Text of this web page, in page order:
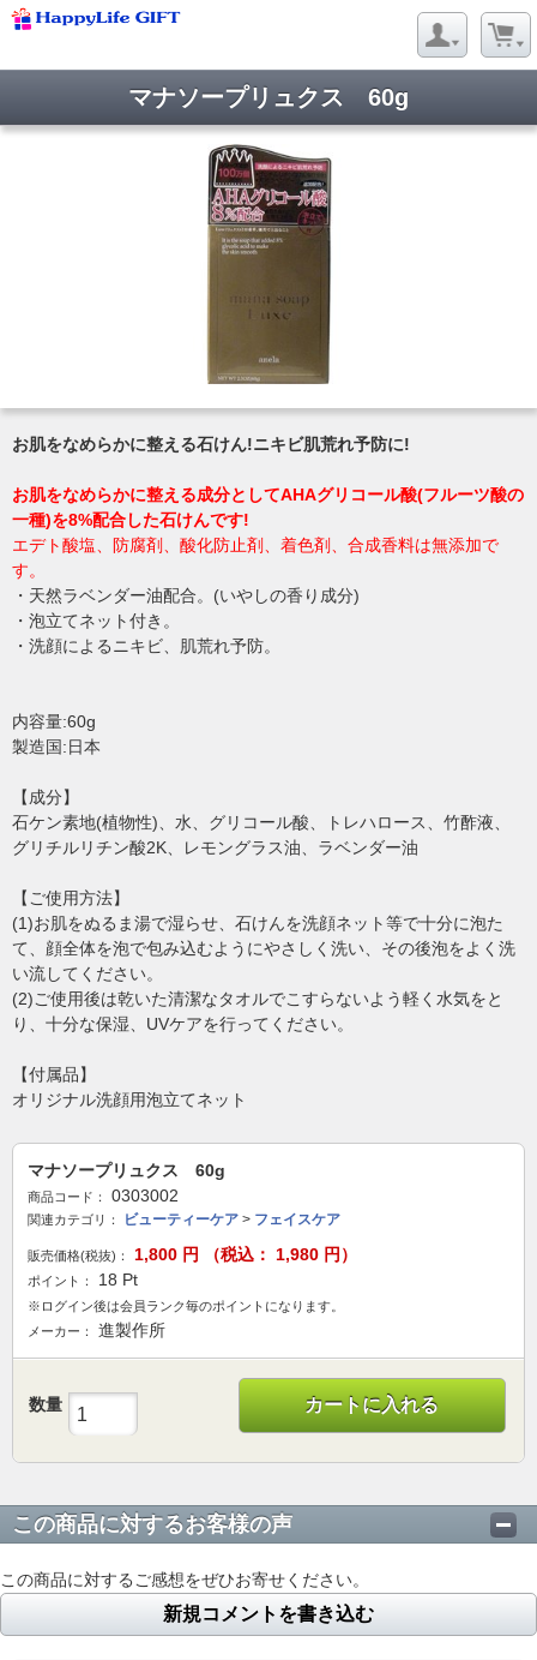
マナソープリュクス 60g
お肌をなめらかに整える石けん!ニキビ肌荒れ予防に!
お肌をなめらかに整える成分としてAHAグリコール酸(フルーツ酸の
一種)を8%配合した石けんです!
エデト酸塩、防腐剤、酸化防止剤、着色剤、合成香料は無添加で
す。
・天然ラベンダー油配合。(いやしの香り成分)
・泡立てネット付き。
・洗顔によるニキビ、肌荒れ予防。
内容量:60g
製造国:日本
【成分】
石ケン素地(植物性)、水、グリコール酸、トレハロース、竹酢液、
グリチルリチン酸2K、レモングラス油、ラベンダー油
【ご使用方法】
(1)お肌をぬるま湯で湿らせ、石けんを洗顔ネット等で十分に泡た
て、顔全体を泡で包み込むようにやさしく洗い、その後泡をよく洗
い流してください。
(2)ご使用後は乾いた清潔なタオルでこすらないよう軽く水気をと
り、十分な保湿、UVケアを行ってください。
【付属品】
オリジナル洗顔用泡立てネット
マナソープリュクス 60g
商品コード： 0303002
関連カテゴリ： ビューティーケア > フェイスケア
販売価格(税抜)： 1,800 円 （税込： 1,980 円）
ポイント： 18 Pt
※ログイン後は会員ランク毎のポイントになります。
メーカー：
進製作所
数量 カートに入れる
この商品に対するお客様の声
この商品に対するご感想をぜひお寄せください。
新規コメントを書き込む